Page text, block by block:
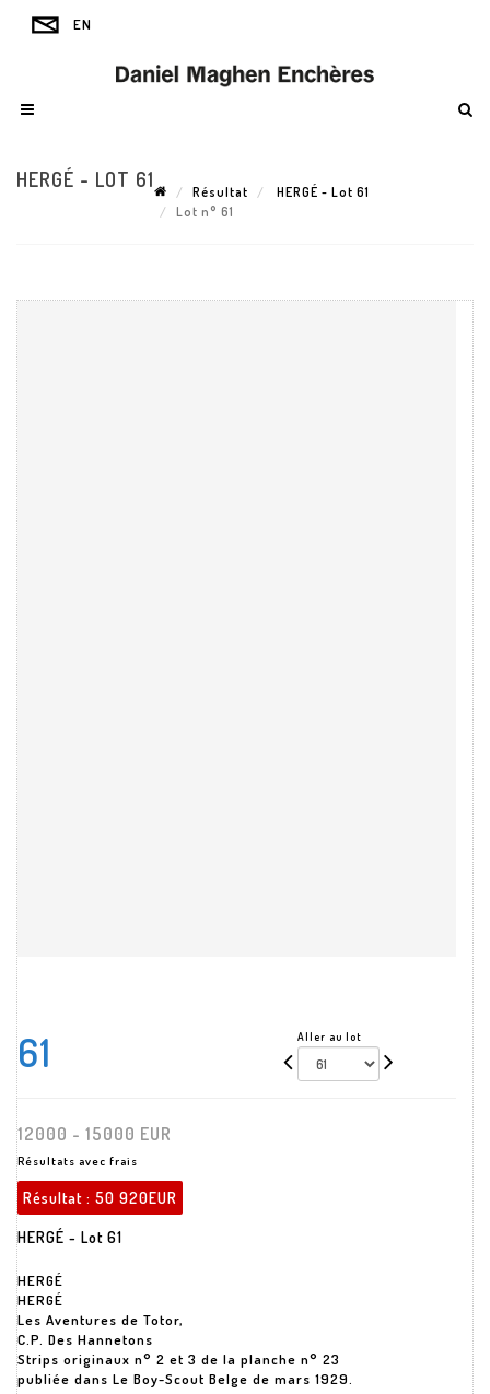
HERGÉ - LOT 61
Résultat
HERGÉ - Lot 61
Lot n° 61
61 Aller au lot
12000 - 15000 EUR
Résultats avec frais
Résultat : 50 920EUR
HERGÉ - Lot 61
HERGÉ
HERGÉ
Les Aventures de Totor,
C.P. Des Hannetons
Strips originaux n° 2 et 3 de la planche n° 23
publiée dans Le Boy-Scout Belge de mars 1929.